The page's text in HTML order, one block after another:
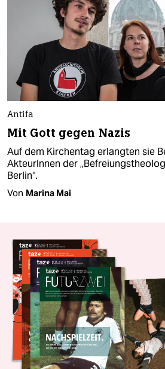
Antifa
Mit Gott gegen Nazis
Auf dem Kirchentag erlangten sie
AkteurInnen der
Berlin“.
Von Marina Mai